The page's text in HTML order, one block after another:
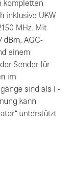
kompletten
inklusive UKW
MHz. Mit
dBm, AGC-
einem
Sender für
im
sind als F-
kann
unterstützt